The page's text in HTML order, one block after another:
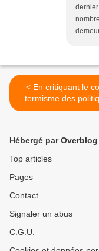
< En critiquant le court-
termisme des
actuelles, le pape
examen
Hébergé par Overblog
Top articles
Pages
Contact
Signaler un abus
C.G.U.